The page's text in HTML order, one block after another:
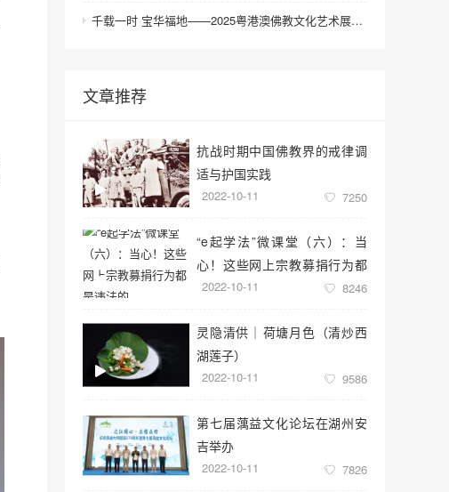
千载一时 宝华福地——2025粤港澳佛教文化艺术展在港澳成功举办
文章推荐
抗战时期中国佛教界的戒律调
适与护国实践
2022-10-11 7250
“e起学法”微课堂（六）：当
心！这些网上宗教募捐行为都
是违法的
2022-10-11 8246
灵隐清供｜​荷塘月色（清炒西
湖莲子）
2022-10-11 9586
第七届蕅益文化论坛在湖州安
吉举办
2022-10-11 7826